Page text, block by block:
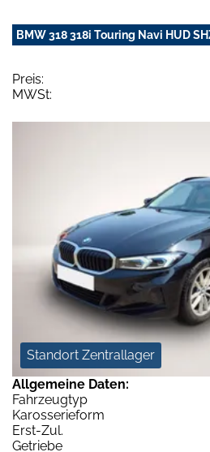
BMW 318 318i Touring Navi HUD
Preis:
MWSt:
Standort Zentrallager
Allgemeine Daten:
Fahrzeugtyp
Karosserieform
Erst-Zul.
Getriebe